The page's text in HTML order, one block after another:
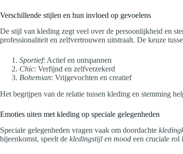
Verschillende stijlen en hun invloed op gevoelens
De stijl van kleding zegt veel over de persoonlijkheid en
professionaliteit en zelfvertrouwen uitstraalt. De keuze
Sportief: Actief en ontspannen
Chic: Verfijnd en zelfverzekerd
Bohemian: Vrijgevochten en creatief
Het begrijpen van de relatie tussen kleding en stemming
Emoties uiten met kleding op speciale gelegenheden
Speciale gelegenheden vragen vaak om doordachte
bijeenkomst, speelt de kledingstijl en mood een cruciale rol